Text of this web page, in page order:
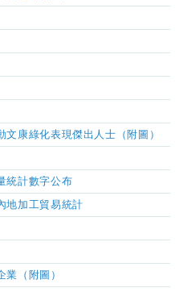
康綠化表現傑出人士（附圖）
統計數字公布
地加工貿易統計
（附圖）